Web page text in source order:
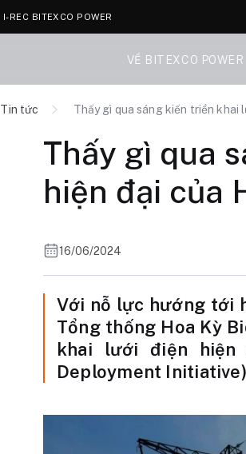
I-REC BITEXCO POWER
VỀ BITEXCO POWER
Tin tức Thấy gì qua sáng kiến ​​triển khai
Thấy gì qua
hiện đại của
16/06/2024
Với nỗ lực hướng tới
Tổng thống Hoa Kỳ
khai lưới điện hiện
Deployment Initiative)